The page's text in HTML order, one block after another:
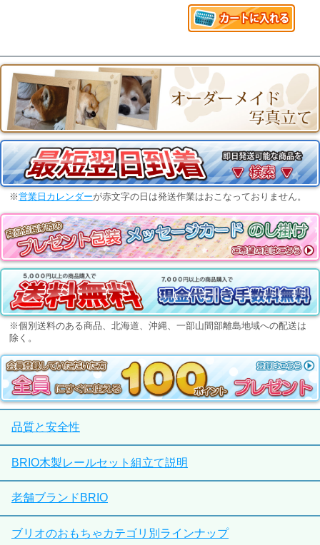
※営業日カレンダーが赤文字の日は発送作業はおこなっておりません。
※個別送料のある商品、北海道、沖縄、一部山間部離島地域への配送は
除く。
品質と安全性
BRIO木製レールセット組立て説明
老舗ブランドBRIO
ブリオのおもちゃカテゴリ別ラインナップ